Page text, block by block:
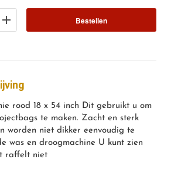
Bestellen
rood 18 x 54 inch Dit gebruikt u om
te maken. Zacht en sterk
worden niet dikker eenvoudig te
was en droogmachine U kunt zien
raffelt niet